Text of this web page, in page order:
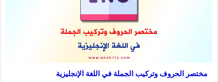
مختصر الحروف وتركيب الجملة في اللغة الإنجليزية